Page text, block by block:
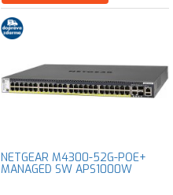
NETGEAR M4300-52G-POE+
MANAGED SW APS1000W